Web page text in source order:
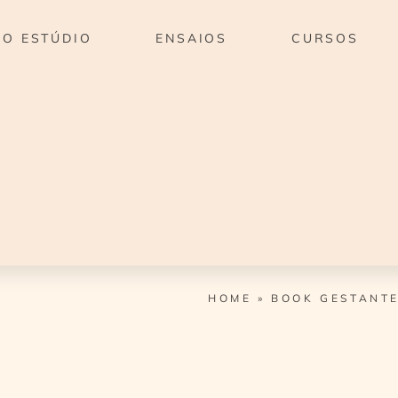
O ESTÚDIO ENSAIOS CURSOS
HOME » BOOK